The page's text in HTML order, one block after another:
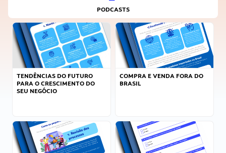
PODCASTS
TENDÊNCIAS DO FUTURO
PARA O CRESCIMENTO DO
SEU NEGÓCIO
COMPRA E VENDA FORA DO
BRASIL